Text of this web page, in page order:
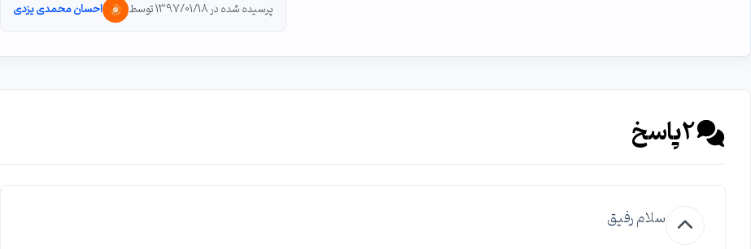
پرسیده شده در 1397/01/18 توسط احسان محمدی یزدی
2پاسخ
سلام رفیق